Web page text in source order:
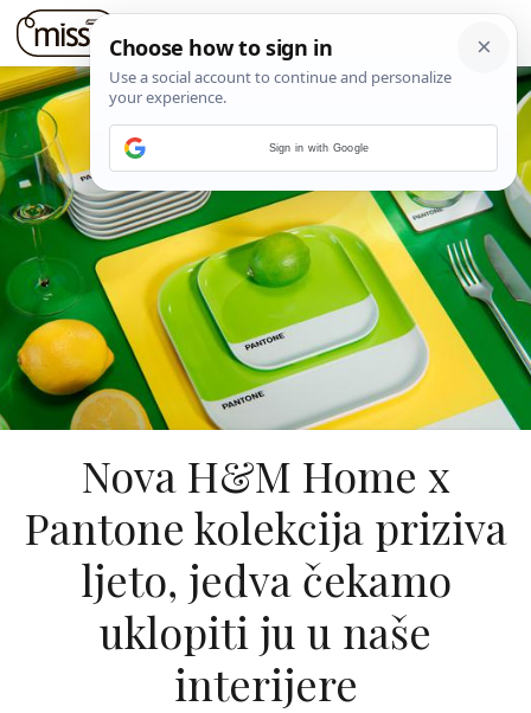
Nova H&M Home x
Pantone kolekcija priziva
ljeto, jedva čekamo
uklopiti ju u naše
interijere
Sign in with Google